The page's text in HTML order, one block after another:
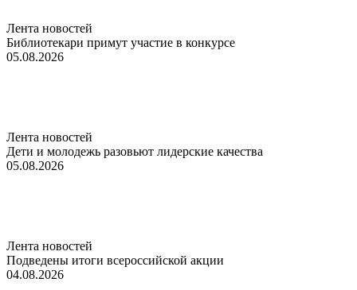
Лента новостей
Библиотекари примут участие в конкурсе
05.08.2026
Лента новостей
Дети и молодежь разовьют лидерские качества
05.08.2026
Лента новостей
Подведены итоги всероссийской акции
04.08.2026